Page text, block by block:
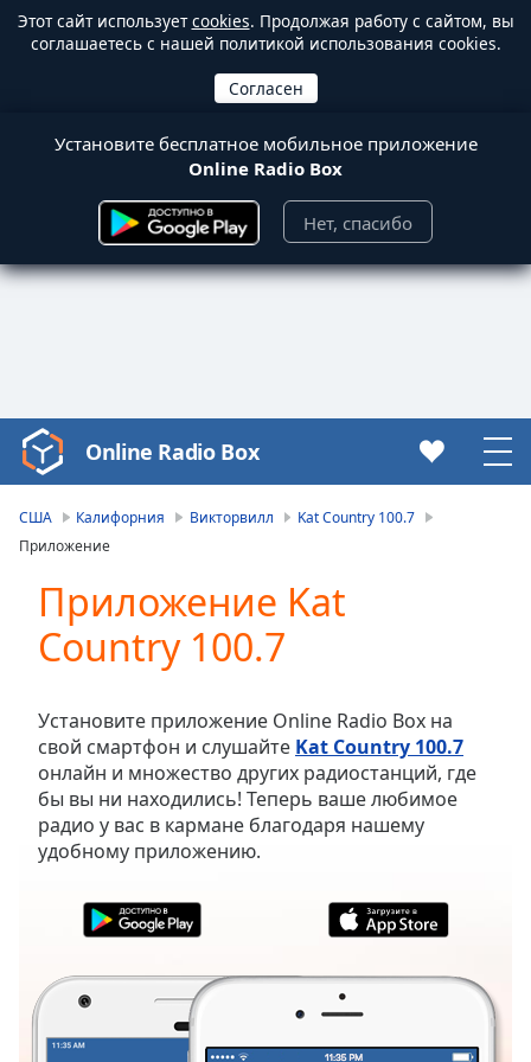
Этот сайт используетcookies. Продолжая работу с сайтом, вы
соглашаетесь с нашей политикой использования cookies.
Установите бесплатное мобильное приложение
Online Radio Box
Нет, спасибо
Video
Player
loading.
Video
Skip
Backward
Mute
Current
Time0:00
Duration-:-
Loaded:
LIVE
live,
currently
behind
LIVE
Online Radio Box
США Калифорния Викторвилл
Kat Country 100.7
Приложение
Приложение Kat
Country 100.7
Установите приложение Online Radio Box на
свой смартфон и слушайте Kat Country 100.7
онлайн и множество других радиостанций, где
бы вы ни находились! Теперь ваше любимое
радио у вас в кармане благодаря нашему
удобному приложению.